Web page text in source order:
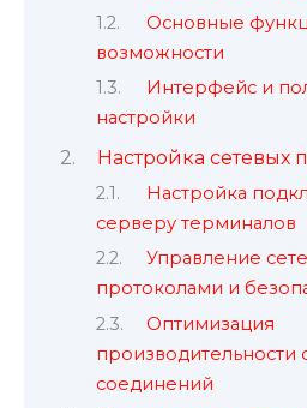
Основные
возможности
Интерфейс и
настройки
Настройка сетевых
Настройка
серверу терминалов
Управление
протоколами и
Оптимизация
производительности
соединений